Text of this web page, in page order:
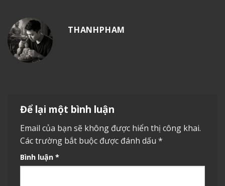
THANHPHAM
Để lại một bình luận
Email của bạn sẽ không được hiển thị công khai.
Các trường bắt buộc được đánh dấu *
Bình luận *